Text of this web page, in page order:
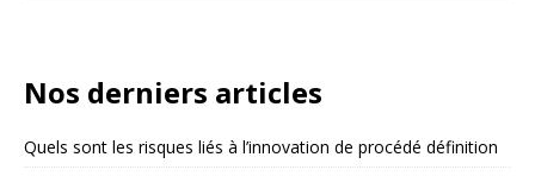
Nos derniers articles
Quels sont les risques liés à l’innovation de procédé définition